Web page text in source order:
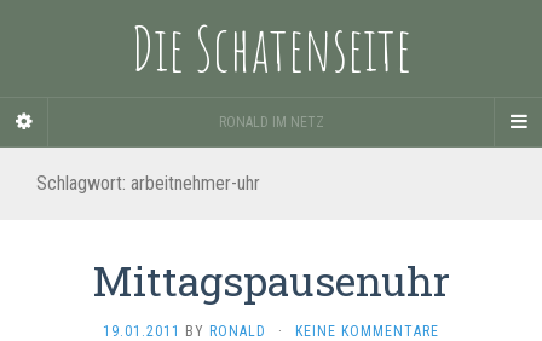
Die Schatenseite
RONALD IM NETZ
Schlagwort: arbeitnehmer-uhr
Mittagspausenuhr
19.01.2011 BY RONALD · KEINE KOMMENTARE